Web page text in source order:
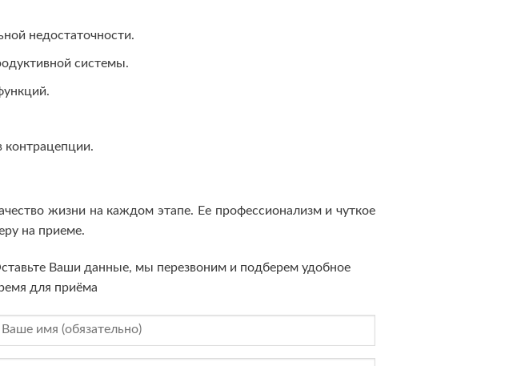
недостаточности.
системы.
контрацепции.
жизни на каждом этапе. Ее профессионализм и чуткое
на приеме.
Ваши данные, мы перезвоним и подберем удобное
для приёма